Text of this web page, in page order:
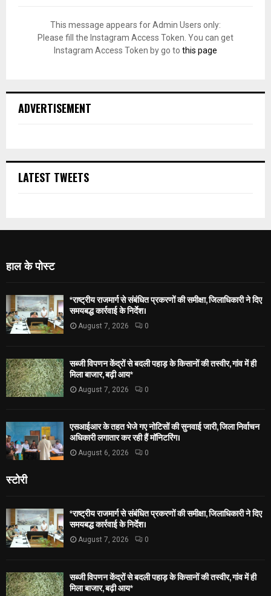
This message appears for Admin Users only:
Please fill the Instagram Access Token. You can get
Instagram Access Token by go to this page
ADVERTISEMENT
LATEST TWEETS
हाल के पोस्ट
*राष्ट्रीय राजमार्ग से संबंधित प्रकरणों की समीक्षा, जिलाधिकारी ने दिए
समयबद्ध कार्रवाई के निर्देश।
August 7, 2026 0
सब्जी विपणन केंद्रों से बदली पहाड़ के किसानों की तस्वीर, गांव में ही
मिला बाजार, बढ़ी आय*
August 7, 2026 0
एसआईआर के तहत भेजे गए नोटिसों की सुनवाई जारी, जिला निर्वाचन
अधिकारी लगातार कर रही हैं मॉनिटरिंग।
August 6, 2026 0
स्टोरी
*राष्ट्रीय राजमार्ग से संबंधित प्रकरणों की समीक्षा, जिलाधिकारी ने दिए
समयबद्ध कार्रवाई के निर्देश।
August 7, 2026 0
सब्जी विपणन केंद्रों से बदली पहाड़ के किसानों की तस्वीर, गांव में ही
मिला बाजार, बढ़ी आय*